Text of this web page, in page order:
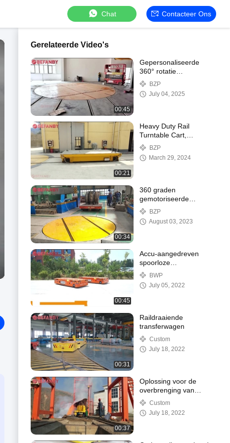
Chat Contacteer Ons
Gerelateerde Video's
00:45
Gepersonaliseerde
360° rotatie
draaitafelkarretje,
Multifunctioneel
elektrisch
BZP
July 04, 2025
00:21
Heavy Duty Rail
Turntable Cart,
Steerable Battery
Factory Transfer Trolley
BZP
March 29, 2024
00:34
360 graden
gemotoriseerde
bestuurbare draaitafel,
dwarsrail die
draaitafeloverdrachtswagen
BZP
August 03, 2023
00:45
Accu-aangedreven
spoorloze
transferwagen 12 ton
BWP
July 05, 2022
00:31
Raildraaiende
transferwagen
Custom
July 18, 2022
00:37
Oplossing voor de
overbrenging van
staalpotten
Custom
July 18, 2022